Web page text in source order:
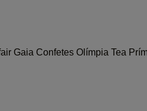
Gaia Confetes Olímpia Tea